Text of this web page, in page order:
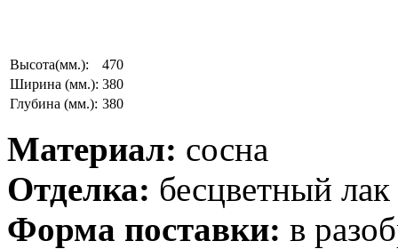
Высота(мм.):
470
Ширина (мм.): 380
Глубина (мм.): 380
Материал: сосна
Отделка: бесцветный лак
Форма поставки: в